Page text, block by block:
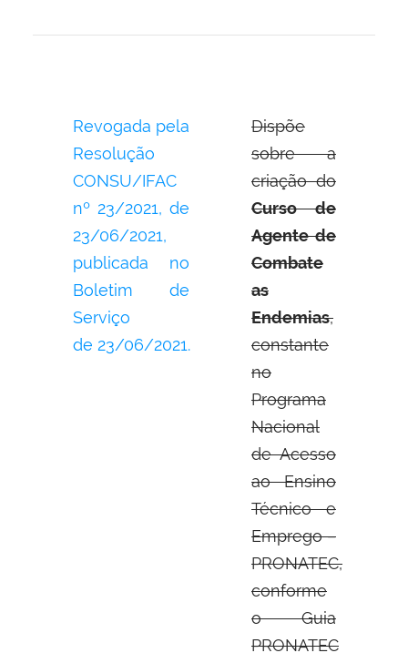
Revogada pela
Resolução
CONSU/IFAC
nº 23/2021, de
23/06/2021,
publicada no
Boletim de
Serviço
de 23/06/2021.
Dispõe
sobre a
criação do
Curso de
Agente de
Combate
as
Endemias,
constante
no
Programa
Nacional
de Acesso
ao Ensino
Técnico e
Emprego –
PRONATEC,
conforme
o Guia
PRONATEC